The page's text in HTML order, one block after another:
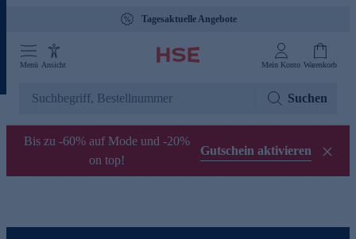
Tagesaktuelle Angebote
Menü Ansicht Mein Konto Warenkorb
Suchen
Bis zu -60% auf Mode und -20%
on top!
Gutschein aktivieren